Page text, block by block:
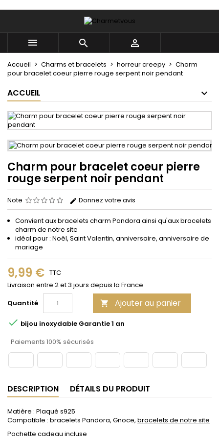
  
Accueil Charms et bracelets horreur creepy
Charm
pour bracelet coeur pierre rouge serpent noir pendant
ACCUEIL
Charm pour bracelet coeur pierre
rouge serpent noir pendant
Note Donnez votre avis
Convient aux bracelets charm Pandora ainsi qu'aux bracelets
charm de notre site
idéal pour : Noël, Saint Valentin, anniversaire, anniversaire de
mariage
9,99 € TTC
Livraison entre 2 et 3 jours depuis la France
Quantité
 Ajouter au panier
 bijou inoxydable Garantie 1 an
Paiements 100% sécurisés
DESCRIPTION DÉTAILS DU PRODUIT
Matière : Plaqué s925
Compatible : bracelets Pandora, Gnoce, bracelets de notre site
Pochette cadeau incluse
×
×
((label))
×
Vous devez être connecté pour ajouter des produits
à votre liste d'envies.